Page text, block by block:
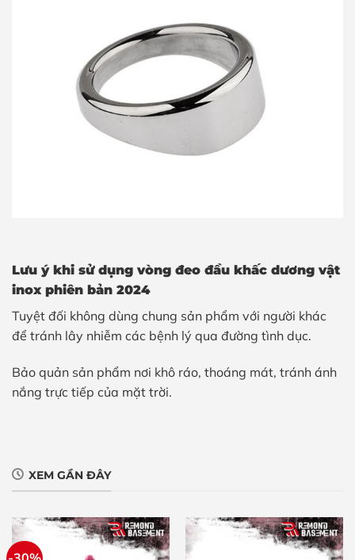
Lưu ý khi sử dụng vòng đeo đầu khấc dương vật
inox phiên bản 2024
Tuyệt đối không dùng chung sản phẩm với người khác
để tránh lây nhiễm các bệnh lý qua đường tình dục.
Bảo quản sản phẩm nơi khô ráo, thoáng mát, tránh ánh
nắng trực tiếp của mặt trời.
XEM GẦN ĐÂY